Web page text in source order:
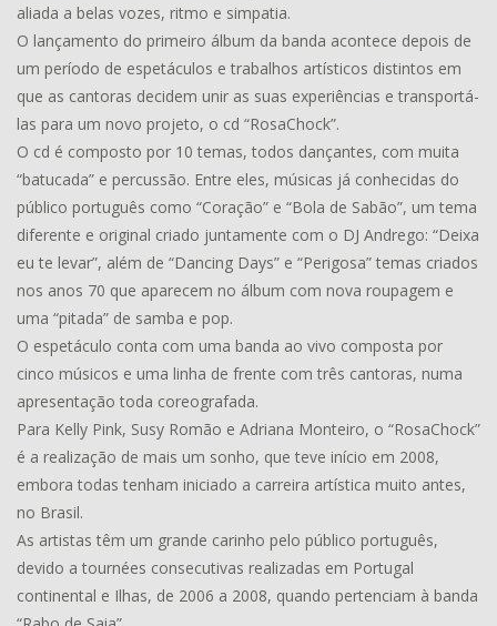
aliada a belas vozes, ritmo e simpatia.
O lançamento do primeiro álbum da banda acontece depois de
um período de espetáculos e trabalhos artísticos distintos em
que as cantoras decidem unir as suas experiências e transportá-
las para um novo projeto, o cd “RosaChock”.
O cd é composto por 10 temas, todos dançantes, com muita
“batucada” e percussão. Entre eles, músicas já conhecidas do
público português como “Coração” e “Bola de Sabão”, um tema
diferente e original criado juntamente com o DJ Andrego: “Deixa
eu te levar”, além de “Dancing Days” e “Perigosa” temas criados
nos anos 70 que aparecem no álbum com nova roupagem e
uma “pitada” de samba e pop.
O espetáculo conta com uma banda ao vivo composta por
cinco músicos e uma linha de frente com três cantoras, numa
apresentação toda coreografada.
Para Kelly Pink, Susy Romão e Adriana Monteiro, o “RosaChock”
é a realização de mais um sonho, que teve início em 2008,
embora todas tenham iniciado a carreira artística muito antes,
no Brasil.
As artistas têm um grande carinho pelo público português,
devido a tournées consecutivas realizadas em Portugal
continental e Ilhas, de 2006 a 2008, quando pertenciam à banda